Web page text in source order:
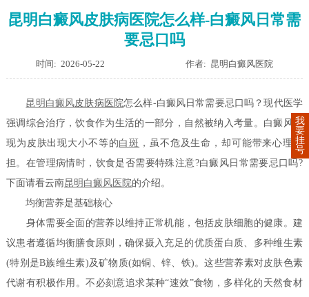
昆明白癜风皮肤病医院怎么样-白癜风日常需
要忌口吗
时间: 2026-05-22 作者: 昆明白癜风医院
昆明 白癜风皮肤病医院怎么样-白癜风日常需要忌口吗？现代医学
强调综合治疗，饮食作为生活的一部分，自然被纳入考量。白癜风表
现为皮肤出现大小不等的白斑 ，虽不危及生命，却可能带来心理负
担。在管理病情时，饮食是否需要特殊注意?白癜风日常需要忌口吗?
下面请看云南昆明白癜风医院的介绍。
均衡营养是基础核心
身体需要全面的营养以维持正常机能，包括皮肤细胞的健康。建
议患者遵循均衡膳食原则，确保摄入充足的优质蛋白质、多种维生素
(特别是B族维生素)及矿物质(如铜、锌、铁)。这些营养素对皮肤色素
代谢有积极作用。不必刻意追求某种“速效”食物，多样化的天然食材
我
要
挂
号